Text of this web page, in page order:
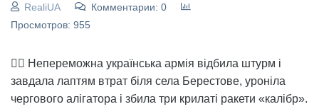
RealiUA
Комментарии: 0
Просмотров: 955
👉🏻 Непереможна українська армія відбила штурм і
завдала лаптям втрат біля села Берестове, уроніла
чергового алігатора і збила три крилаті ракети «калібр».